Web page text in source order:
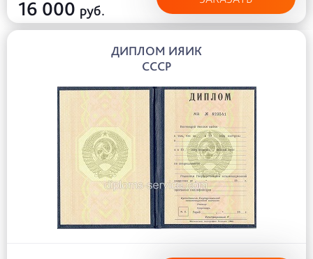
16 000 руб.
ДИПЛОМ ИЯИК
СССР